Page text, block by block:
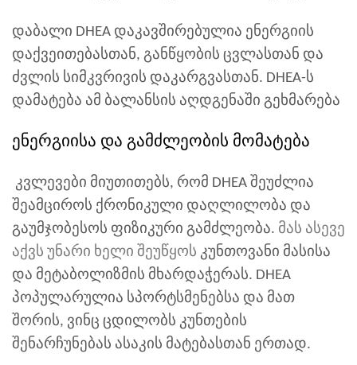
დაბალი DHEA დაკავშირებულია ენერგიის
დაქვეითებასთან, განწყობის ცვლასთან და
ძვლის სიმკვრივის დაკარგვასთან. DHEA-ს
დამატება ამ ბალანსის აღდგენაში გეხმარება
ენერგიისა და გამძლეობის მომატება
კვლევები მიუთითებს, რომ DHEA შეუძლია
შეამციროს ქრონიკული დაღლილობა და
გაუმჯობესოს ფიზიკური გამძლეობა. მას ასევე
აქვს უნარი ხელი შეუწყოს კუნთოვანი მასისა
და მეტაბოლიზმის მხარდაჭერას. DHEA
პოპულარულია სპორტსმენებსა და მათ
შორის, ვინც ცდილობს კუნთების
შენარჩუნებას ასაკის მატებასთან ერთად.